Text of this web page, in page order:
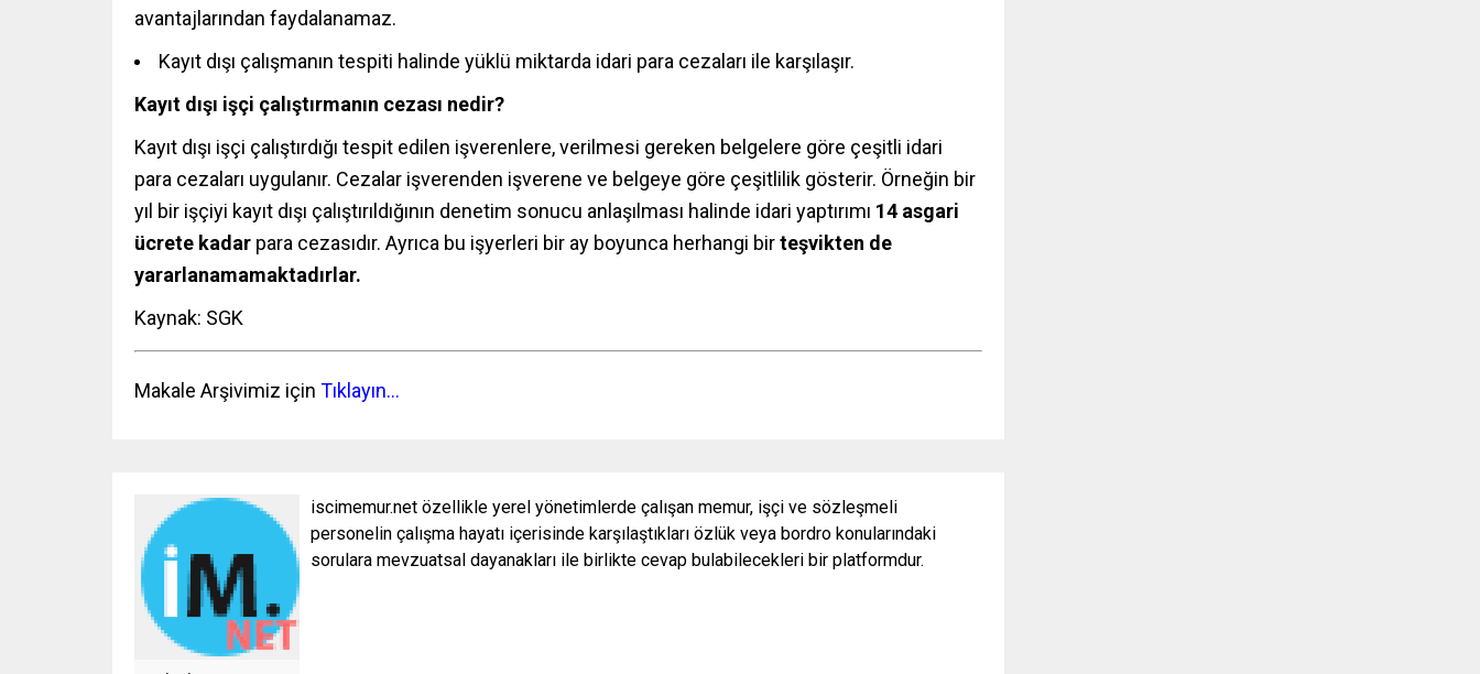
avantajlarından faydalanamaz.
Kayıt dışı çalışmanın tespiti halinde yüklü miktarda idari para cezaları ile karşılaşır.
Kayıt dışı işçi çalıştırmanın cezası nedir?
Kayıt dışı işçi çalıştırdığı tespit edilen işverenlere, verilmesi gereken belgelere göre çeşitli idari
para cezaları uygulanır. Cezalar işverenden işverene ve belgeye göre çeşitlilik gösterir. Örneğin bir
yıl bir işçiyi kayıt dışı çalıştırıldığının denetim sonucu anlaşılması halinde idari yaptırımı 14 asgari
ücrete kadar para cezasıdır. Ayrıca bu işyerleri bir ay boyunca herhangi birteşvikten de
yararlanamamaktadırlar.
Kaynak: SGK
Makale Arşivimiz için Tıklayın…
iscimemur.net özellikle yerel yönetimlerde çalışan memur, işçi ve sözleşmeli
personelin çalışma hayatı içerisinde karşılaştıkları özlük veya bordro konularındaki
sorulara mevzuatsal dayanakları ile birlikte cevap bulabilecekleri bir platformdur.